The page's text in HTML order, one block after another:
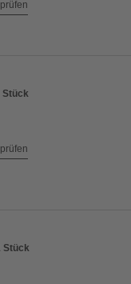
Stück
Stück